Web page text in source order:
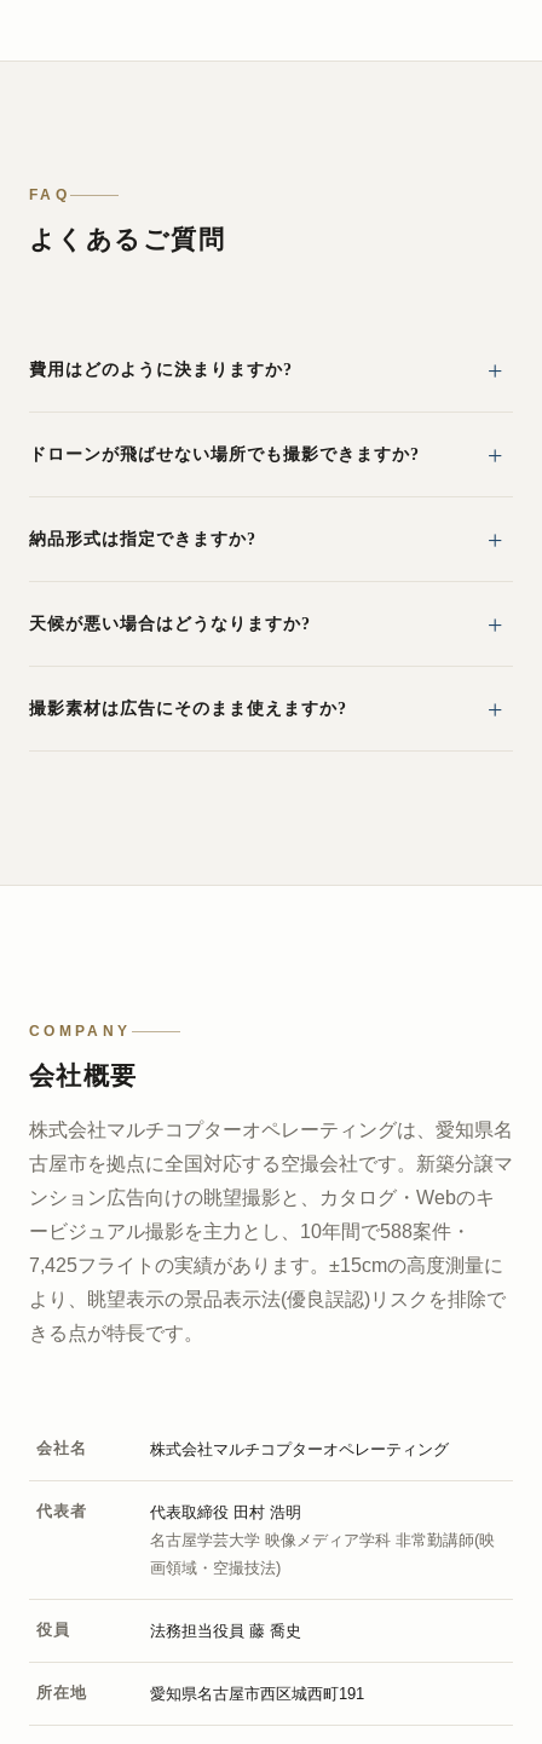
FAQ
よくあるご質問
費用はどのように決まりますか?
ドローンが飛ばせない場所でも撮影できますか?
納品形式は指定できますか?
天候が悪い場合はどうなりますか?
撮影素材は広告にそのまま使えますか?
COMPANY
会社概要
株式会社マルチコプターオペレーティングは、愛知県名
古屋市を拠点に全国対応する空撮会社です。新築分譲マ
ンション広告向けの眺望撮影と、カタログ・Webのキ
ービジュアル撮影を主力とし、10年間で588案件・
7,425フライトの実績があります。±15cmの高度測量に
より、眺望表示の景品表示法(優良誤認)リスクを排除で
きる点が特長です。
会社名 株式会社マルチコプターオペレーティング
代表者 代表取締役 田村 浩明
名古屋学芸大学 映像メディア学科 非常勤講師(映
画領域・空撮技法)
役員 法務担当役員 藤 喬史
所在地 愛知県名古屋市西区城西町191